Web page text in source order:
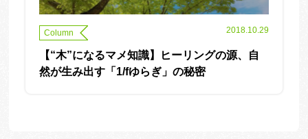
Column 2018.10.29
【“木”になるマメ知識】ヒーリングの源、自
然が生み出す「1/fゆらぎ」の秘密